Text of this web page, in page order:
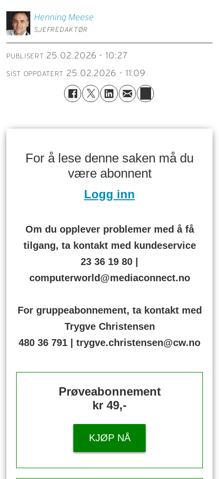
Henning Meese
SJEFREDAKTØR
PUBLISERT 25.02.2026 - 10:27
SIST OPPDATERT 25.02.2026 - 11:09
For å lese denne saken må du
være abonnent
Logg inn
Om du opplever problemer med å få
tilgang, ta kontakt med kundeservice
23 36 19 80 |
computerworld@mediaconnect.no
For gruppeabonnement, ta kontakt med
Trygve Christensen
480 36 791 | trygve.christensen@cw.no
Prøveabonnement
kr 49,-
KJØP NÅ